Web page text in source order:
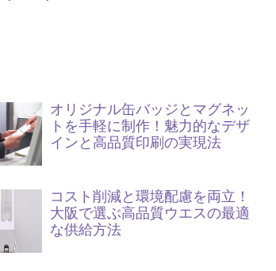
オリジナル缶バッジとマグネッ
トを手軽に制作！魅力的なデザ
インと高品質印刷の実現法
コスト削減と環境配慮を両立！
大阪で選ぶ高品質ウエスの最適
な供給方法